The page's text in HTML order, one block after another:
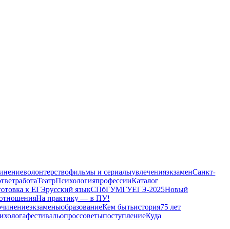
волонтерствофильмы и сериалыувлеченияэкзаменСанкт-
работаТеатрПсихологияпрофессииКаталог
к ЕГЭрусский языкСПбГУМГУЕГЭ-2025Новый
На практику — в ПУ!
экзаменыобразованиеКем бытьистория75 лет
фестивальопроссоветыпоступлениеКуда